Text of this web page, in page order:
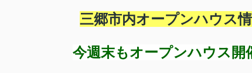
三郷市内オープンハウス
今週末もオープンハウス開